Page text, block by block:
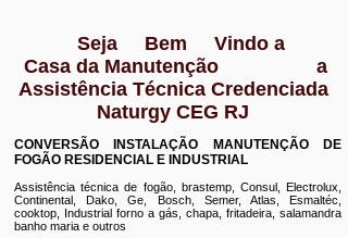
Seja Bem Vindo a
Casa da Manutenção a
Assistência Técnica Credenciada
Naturgy CEG RJ
CONVERSÃO INSTALAÇÃO MANUTENÇÃO DE
FOGÃO RESIDENCIAL E INDUSTRIAL
Assistência técnica de fogão, brastemp, Consul, Electrolux,
Continental, Dako, Ge, Bosch, Semer, Atlas, Esmaltéc,
cooktop, Industrial forno a gás, chapa, fritadeira, salamandra
banho maria e outros